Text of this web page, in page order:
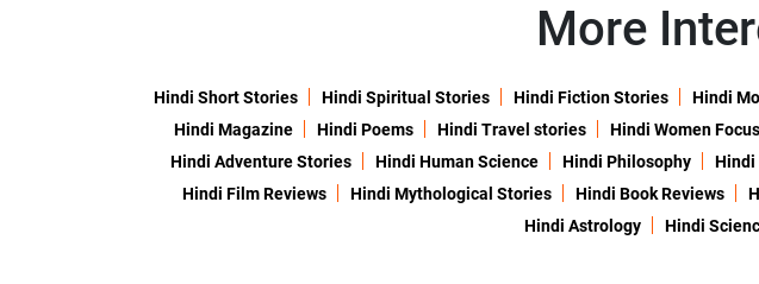
More
Hindi Short Stories Hindi Spiritual Stories Hindi Fiction Stories Hindi
Hindi Magazine
Hindi Poems Hindi Travel stories Hindi Women
Hindi Adventure Stories
Hindi Human Science Hindi Philosophy Hindi
Hindi Film Reviews
Hindi Mythological Stories Hindi Book Reviews
Hindi Astrology
Hindi